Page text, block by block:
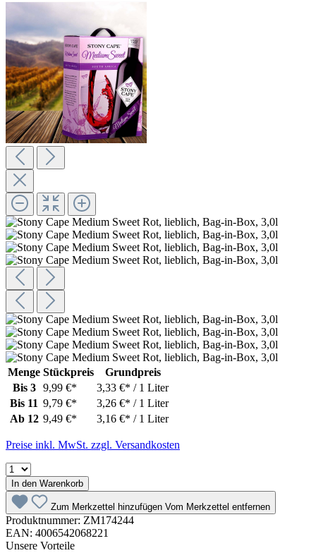
Menge Stückpreis
Grundpreis
Bis 3 9,99 €*
3,33 €* / 1 Liter
Bis 11 9,79 €*
3,26 €* / 1 Liter
Ab 12 9,49 €* 3,16 €* / 1 Liter
Preise inkl. MwSt. zzgl. Versandkosten
In den Warenkorb
Zum Merkzettel hinzufügen Vom Merkzettel entfernen
Produktnummer: ZM174244
EAN: 4006542068221
Unsere Vorteile